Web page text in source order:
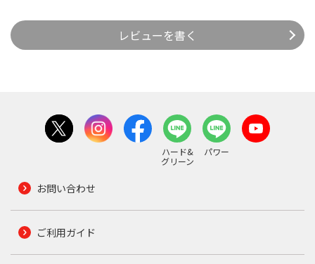
レビューを書く
ハード&
グリーン
パワー
お問い合わせ
ご利用ガイド